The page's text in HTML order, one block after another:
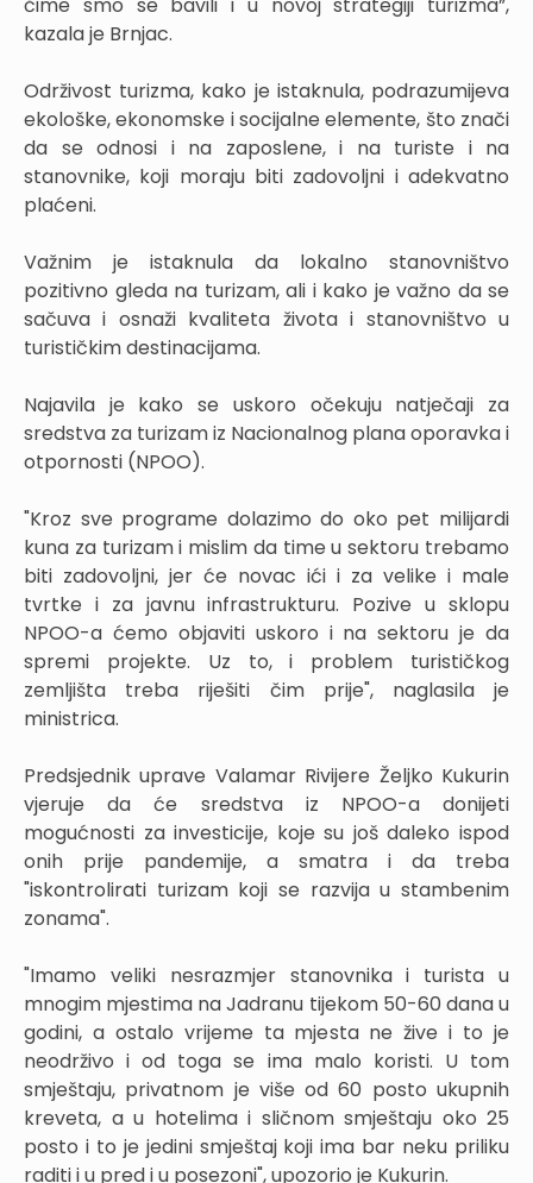
čime smo se bavili i u novoj strategiji turizma”,
kazala je Brnjac.
Održivost turizma, kako je istaknula, podrazumijeva
ekološke, ekonomske i socijalne elemente, što znači
da se odnosi i na zaposlene, i na turiste i na
stanovnike, koji moraju biti zadovoljni i adekvatno
plaćeni.
Važnim je istaknula da lokalno stanovništvo
pozitivno gleda na turizam, ali i kako je važno da se
sačuva i osnaži kvaliteta života i stanovništvo u
turističkim destinacijama.
Najavila je kako se uskoro očekuju natječaji za
sredstva za turizam iz Nacionalnog plana oporavka i
otpornosti (NPOO).
"Kroz sve programe dolazimo do oko pet milijardi
kuna za turizam i mislim da time u sektoru trebamo
biti zadovoljni, jer će novac ići i za velike i male
tvrtke i za javnu infrastrukturu. Pozive u sklopu
NPOO-a ćemo objaviti uskoro i na sektoru je da
spremi projekte. Uz to, i problem turističkog
zemljišta treba riješiti čim prije", naglasila je
ministrica.
Predsjednik uprave Valamar Rivijere Željko Kukurin
vjeruje da će sredstva iz NPOO-a donijeti
mogućnosti za investicije, koje su još daleko ispod
onih prije pandemije, a smatra i da treba
"iskontrolirati turizam koji se razvija u stambenim
zonama".
"Imamo veliki nesrazmjer stanovnika i turista u
mnogim mjestima na Jadranu tijekom 50-60 dana u
godini, a ostalo vrijeme ta mjesta ne žive i to je
neodrživo i od toga se ima malo koristi. U tom
smještaju, privatnom je više od 60 posto ukupnih
kreveta, a u hotelima i sličnom smještaju oko 25
posto i to je jedini smještaj koji ima bar neku priliku
raditi i u pred i u posezoni", upozorio je Kukurin.